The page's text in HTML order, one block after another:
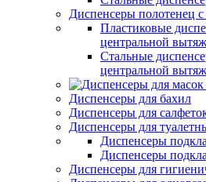
Диспенсеры полотенец
Пластиковые
центральной
Стальные
центральной
Диспенсеры для бахил
Диспенсеры для
Диспенсеры для
Диспенсеры
Диспенсеры
Диспенсеры для